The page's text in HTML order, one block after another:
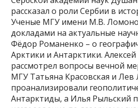
рассказал о роли Сербии в
Ученые МГУ имени М.В.
докладами на актуальные
Фёдор Романенко – о
Арктики и Антарктики.
рассмотрел вопросы вечной
МГУ Татьяна Красовская и Лев
проанализировали
Антарктиды, а Илья Рыльский